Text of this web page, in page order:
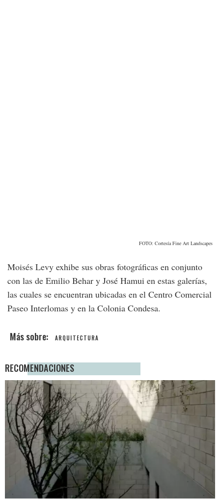
FOTO: Cortesía Fine Art Landscapes
Moisés Levy exhibe sus obras fotográficas en conjunto
con las de Emilio Behar y José Hamui en estas galerías,
las cuales se encuentran ubicadas en el Centro Comercial
Paseo Interlomas y en la Colonia Condesa.
ARQUITECTURA
RECOMENDACIONES